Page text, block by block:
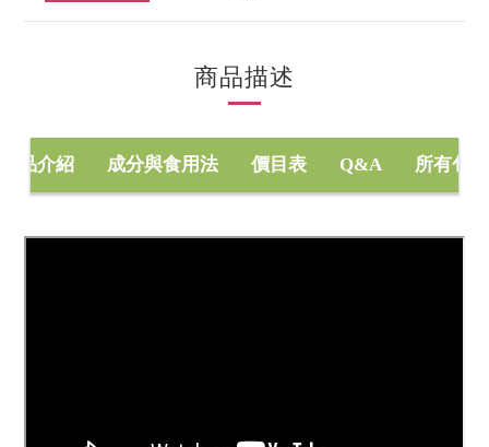
商品描述
商品介紹 成分與食用法 價目表 Q&A 所有包裝